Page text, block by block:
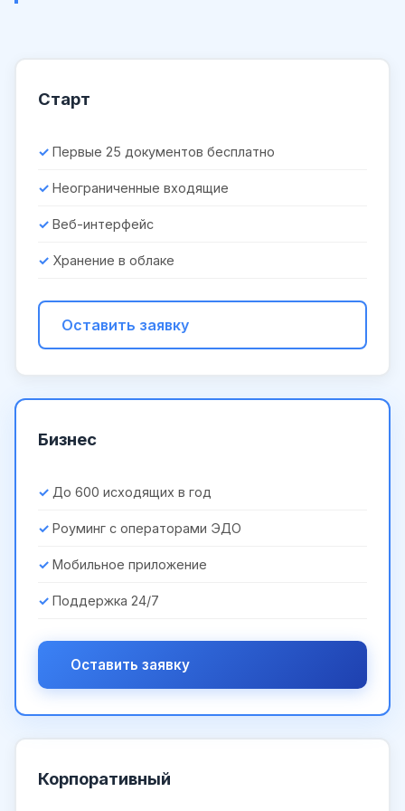
Старт
Первые 25 документов бесплатно
Неограниченные входящие
Веб-интерфейс
Хранение в облаке
Оставить заявку
Бизнес
До 600 исходящих в год
Роуминг с операторами ЭДО
Мобильное приложение
Поддержка 24/7
Оставить заявку
Корпоративный